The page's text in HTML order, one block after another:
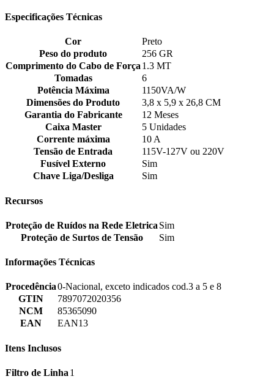
Especificações Técnicas
Cor
Preto
Peso do produto
256 GR
Comprimento do Cabo de Força 1.3 MT
Tomadas
6
Potência Máxima
1150VA/W
Dimensões do Produto
3,8 x 5,9 x 26,8 CM
Garantia do Fabricante
12 Meses
Caixa Master
5 Unidades
Corrente máxima
10 A
Tensão de Entrada
115V-127V ou 220V
Fusível Externo
Sim
Chave Liga/Desliga
Sim
Recursos
Proteção de Ruídos na Rede Eletrica Sim
Proteção de Surtos de Tensão
Sim
Informações Técnicas
Procedência0-Nacional, exceto indicados cod.3 a 5 e 8
GTIN
7897072020356
NCM
85365090
EAN
EAN13
Itens Inclusos
Filtro de Linha 1